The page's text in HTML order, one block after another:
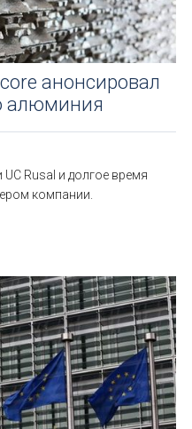
анонсировал
алюминия
Rusal и долгое время
компании.